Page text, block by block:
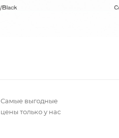
Самые выгодные
цены только у нас